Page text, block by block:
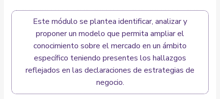
Este módulo se plantea identificar, analizar y
proponer un modelo que permita ampliar el
conocimiento sobre el mercado en un ámbito
específico teniendo presentes los hallazgos
reflejados en las declaraciones de estrategias de
negocio.